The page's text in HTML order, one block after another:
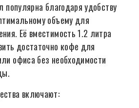
благодаря удобству
объему для
Её вместимость 1.2 литра
достаточно кофе для
офиса без необходимости
включают: